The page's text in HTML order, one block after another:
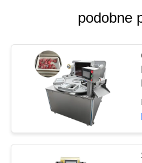
POPROŚ
O
WYCENĘ
SITEMAP
podobne